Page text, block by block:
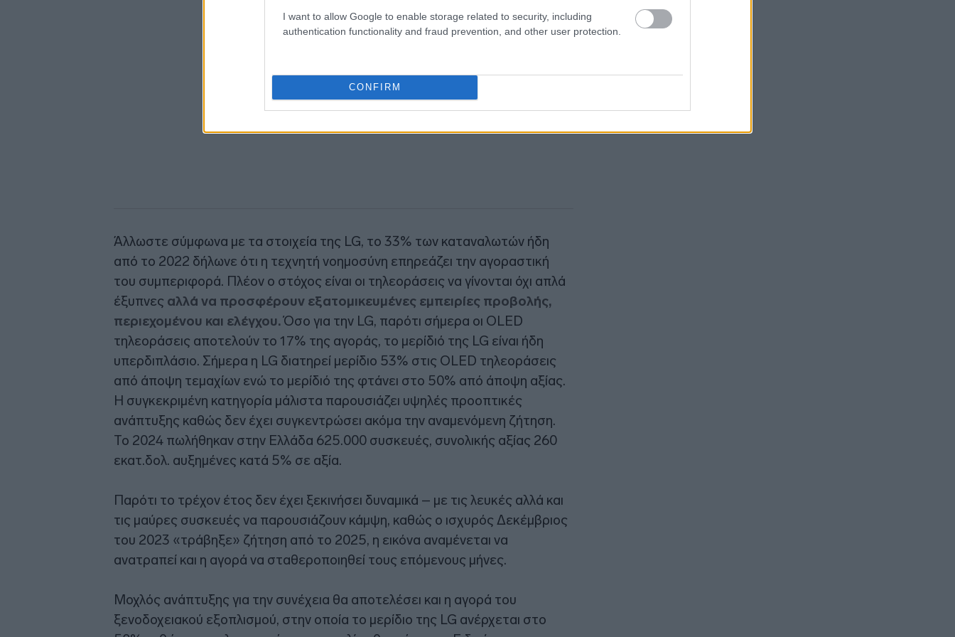
I want to allow Google to enable storage related to security, including
authentication functionality and fraud prevention, and other user protection.
CONFIRM
Άλλωστε σύμφωνα με τα στοιχεία της LG, το 33% των καταναλωτών ήδη
από το 2022 δήλωνε ότι η τεχνητή νοημοσύνη επηρεάζει την αγοραστική
του συμπεριφορά. Πλέον ο στόχος είναι οι τηλεοράσεις να γίνονται όχι απλά
έξυπνες αλλά να προσφέρουν εξατομικευμένες εμπειρίες προβολής,
περιεχομένου και ελέγχου.Όσο για την LG, παρότι σήμερα οι OLED
τηλεοράσεις αποτελούν το 17% της αγοράς, το μερίδιό της LG είναι ήδη
υπερδιπλάσιο. Σήμερα η LG διατηρεί μερίδιο 53% στις OLED τηλεοράσεις
από άποψη τεμαχίων ενώ το μερίδιό της φτάνει στο 50% από άποψη αξίας.
Η συγκεκριμένη κατηγορία μάλιστα παρουσιάζει υψηλές προοπτικές
ανάπτυξης καθώς δεν έχει συγκεντρώσει ακόμα την αναμενόμενη ζήτηση.
Το 2024 πωλήθηκαν στην Ελλάδα 625.000 συσκευές, συνολικής αξίας 260
εκατ.δολ. αυξημένες κατά 5% σε αξία.
Παρότι το τρέχον έτος δεν έχει ξεκινήσει δυναμικά – με τις λευκές αλλά και
τις μαύρες συσκευές να παρουσιάζουν κάμψη, καθώς ο ισχυρός Δεκέμβριος
του 2023 «τράβηξε» ζήτηση από το 2025, η εικόνα αναμένεται να
ανατραπεί και η αγορά να σταθεροποιηθεί τους επόμενους μήνες.
Μοχλός ανάπτυξης για την συνέχεια θα αποτελέσει και η αγορά του
ξενοδοχειακού εξοπλισμού, στην οποία το μερίδιο της LG ανέρχεται στο